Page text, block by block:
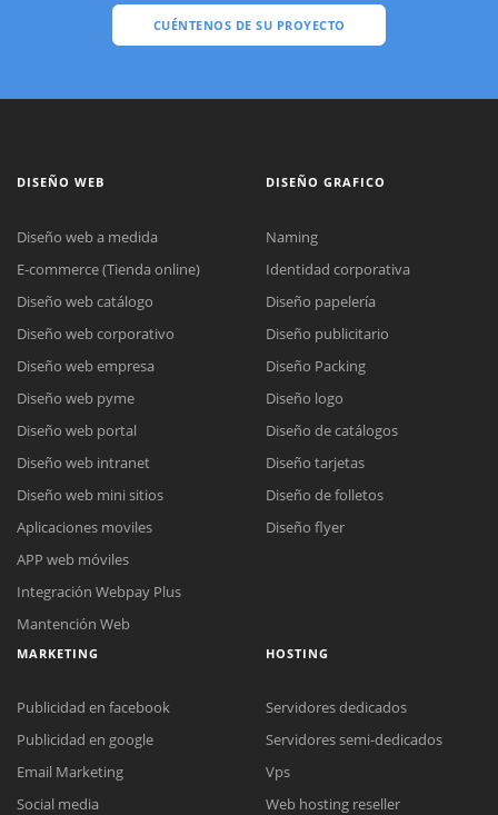
CUÉNTENOS DE SU PROYECTO
Reunión online
Nuestros ejecutivos le enviarán un correo electrónico con el enlace a
DISEÑO WEB
Diseño web a medida
E-commerce (Tienda online)
Diseño web catálogo
Diseño web corporativo
Diseño web empresa
Diseño web pyme
Diseño web portal
Diseño web intranet
Diseño web mini sitios
Aplicaciones moviles
APP web móviles
Integración Webpay Plus
Mantención Web
DISEÑO GRAFICO
Naming
Identidad corporativa
Diseño papelería
Diseño publicitario
Diseño Packing
Diseño logo
Diseño de catálogos
Diseño tarjetas
Diseño de folletos
Diseño flyer
MARKETING
Publicidad en facebook
Publicidad en google
Email Marketing
Social media
HOSTING
Servidores dedicados
Servidores semi-dedicados
Vps
Web hosting reseller